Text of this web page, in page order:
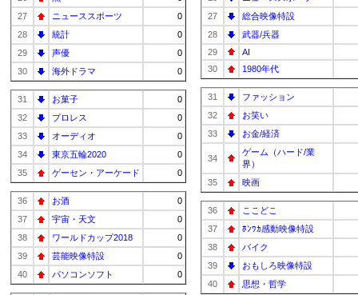
27
ニューススポーツ
0
28
統計
0
29
声優
0
30
海外ドラマ 0
31 お菓子
0
32
プロレス
0
33
オーディオ
0
34
東京五輪2020
0
35
ゲーセン・アーケード 0
36 お酒
0
37
宇宙・天文
0
38
ワールドカップ2018
0
39
芸能映像特設
0
40
パソコンソフト 0
27
総合映像特設
28
武器/兵器
29
AI
30
1980年代
31
ファッション
32
お笑い
33
お金/経済
34
ゲーム（ハード/業
界）
35
映画
36
ここどこ
37
ﾎﾝﾜｶ感動映像特設
38
バイク
39
おもしろ映像特設
40
思想・哲学